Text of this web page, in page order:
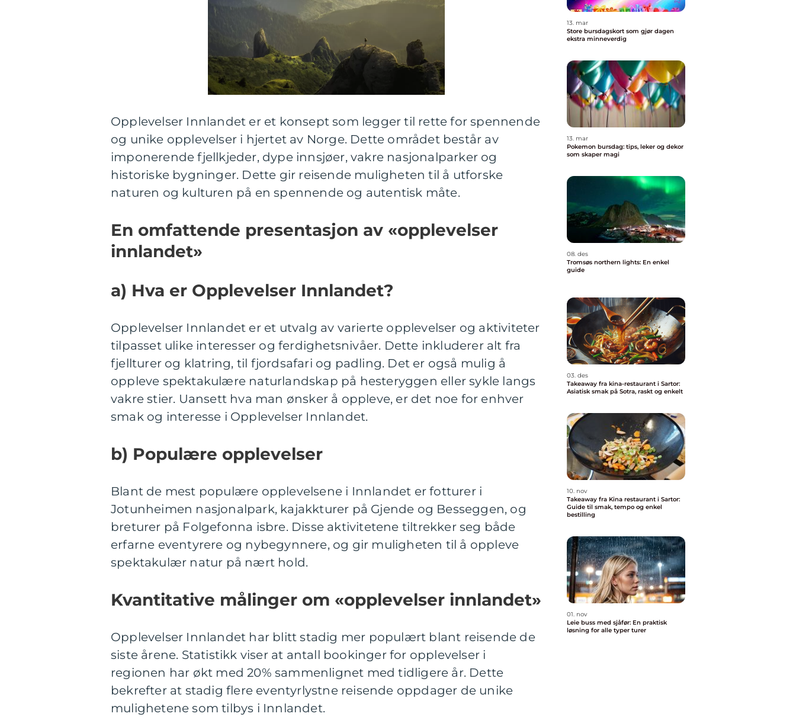
Opplevelser Innlandet er et konsept som legger til rette for spennende
og unike opplevelser i hjertet av Norge. Dette området består av
imponerende fjellkjeder, dype innsjøer, vakre nasjonalparker og
historiske bygninger. Dette gir reisende muligheten til å utforske
naturen og kulturen på en spennende og autentisk måte.
En omfattende presentasjon av «opplevelser
innlandet»
a) Hva er Opplevelser Innlandet?
Opplevelser Innlandet er et utvalg av varierte opplevelser og aktiviteter
tilpasset ulike interesser og ferdighetsnivåer. Dette inkluderer alt fra
fjellturer og klatring, til fjordsafari og padling. Det er også mulig å
oppleve spektakulære naturlandskap på hesteryggen eller sykle langs
vakre stier. Uansett hva man ønsker å oppleve, er det noe for enhver
smak og interesse i Opplevelser Innlandet.
b) Populære opplevelser
Blant de mest populære opplevelsene i Innlandet er fotturer i
Jotunheimen nasjonalpark, kajakkturer på Gjende og Besseggen, og
breturer på Folgefonna isbre. Disse aktivitetene tiltrekker seg både
erfarne eventyrere og nybegynnere, og gir muligheten til å oppleve
spektakulær natur på nært hold.
Kvantitative målinger om «opplevelser innlandet»
Opplevelser Innlandet har blitt stadig mer populært blant reisende de
siste årene. Statistikk viser at antall bookinger for opplevelser i
regionen har økt med 20% sammenlignet med tidligere år. Dette
bekrefter at stadig flere eventyrlystne reisende oppdager de unike
mulighetene som tilbys i Innlandet.
13. mar
Store bursdagskort som gjør dagen
ekstra minneverdig
13. mar
Pokemon bursdag: tips, leker og dekor
som skaper magi
08. des
Tromsøs northern lights: En enkel
guide
03. des
Takeaway fra kina-restaurant i Sartor:
Asiatisk smak på Sotra, raskt og enkelt
10. nov
Takeaway fra Kina restaurant i Sartor:
Guide til smak, tempo og enkel
bestilling
01. nov
Leie buss med sjåfør: En praktisk
løsning for alle typer turer